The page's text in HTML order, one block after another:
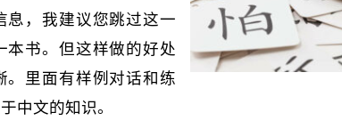
息，我建议您跳过这一
本书。但这样做的好处
。里面有样例对话和练
中文的知识。